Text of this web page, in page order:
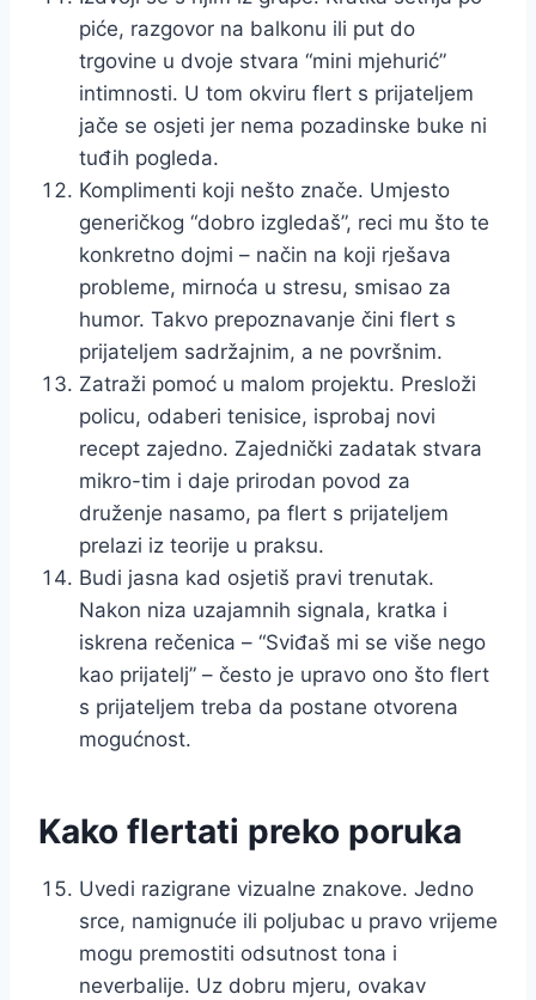
piće, razgovor na balkonu ili put do
trgovine u dvoje stvara “mini mjehurić”
intimnosti. U tom okviru flert s prijateljem
jače se osjeti jer nema pozadinske buke ni
tuđih pogleda.
Komplimenti koji nešto znače. Umjesto
generičkog “dobro izgledaš”, reci mu što te
konkretno dojmi – način na koji rješava
probleme, mirnoća u stresu, smisao za
humor. Takvo prepoznavanje čini flert s
prijateljem sadržajnim, a ne površnim.
Zatraži pomoć u malom projektu. Presloži
policu, odaberi tenisice, isprobaj novi
recept zajedno. Zajednički zadatak stvara
mikro-tim i daje prirodan povod za
druženje nasamo, pa flert s prijateljem
prelazi iz teorije u praksu.
Budi jasna kad osjetiš pravi trenutak.
Nakon niza uzajamnih signala, kratka i
iskrena rečenica – “Sviđaš mi se više nego
kao prijatelj” – često je upravo ono što flert
s prijateljem treba da postane otvorena
mogućnost.
Kako flertati preko poruka
Uvedi razigrane vizualne znakove. Jedno
srce, namignuće ili poljubac u pravo vrijeme
mogu premostiti odsutnost tona i
neverbalije. Uz dobru mjeru, ovakav